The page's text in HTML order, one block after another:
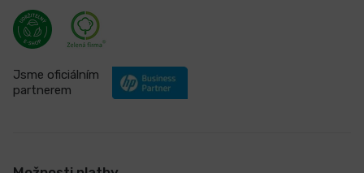
Jsme oficiálním
partnerem